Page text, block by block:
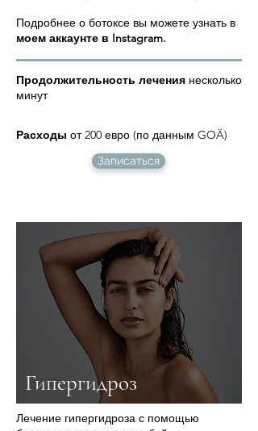
Подробнее о ботоксе вы можете узнать в
моем аккаунте в Instagram.
Продолжительность лечения несколько
минут
Расходы от 200 евро (по данным GOÄ)
Записаться
Гипергидроз
Лечение гипергидроза с помощью